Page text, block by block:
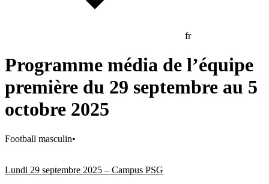
fr
Programme média de l’équipe
première du 29 septembre au 5
octobre 2025
Football masculin•
Lundi 29 septembre 2025 – Campus PSG